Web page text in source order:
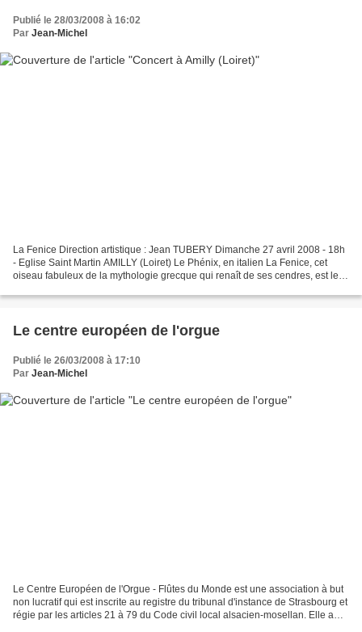
Publié le 28/03/2008 à 16:02
Par Jean-Michel
La Fenice Direction artistique : Jean TUBERY Dimanche 27 avril 2008 - 18h
- Eglise Saint Martin AMILLY (Loiret) Le Phénix, en italien La Fenice, cet
oiseau fabuleux de la mythologie grecque qui renaît de ses cendres, est le
Le centre européen de l'orgue
Publié le 26/03/2008 à 17:10
Par Jean-Michel
Le Centre Européen de l'Orgue - Flûtes du Monde est une association à but
non lucratif qui est inscrite au registre du tribunal d'instance de Strasbourg et
régie par les articles 21 à 79 du Code civil local alsacien-mosellan. Elle a